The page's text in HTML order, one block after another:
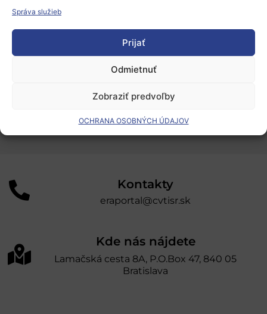
Správa služieb
Prijať
Odmietnuť
Zobraziť predvoľby
OCHRANA OSOBNÝCH ÚDAJOV
Odber noviniek
úniou v rámci Programu Slovensko. Portál
informácií SR“
Kontakty
eraportal@cvtisr.sk
Kde nás nájdete
Lamačská cesta 8A, P.O.Box 47, 840 05
Bratislava